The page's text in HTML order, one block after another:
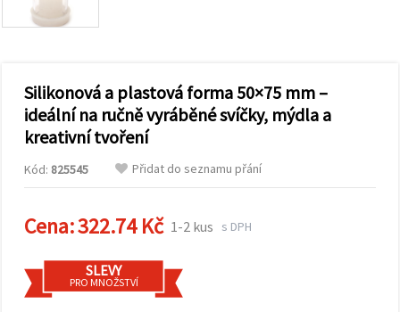
pomocí
našich
marketing.
Můžete
souhlasit s
použitím
cookies
kliknutím
vše!" Nebo
můžete
preference v
Nastavení
výběrem
Silikonová a plastová forma 50×75 mm –
ideální na ručně vyráběné svíčky, mýdla a
kreativní tvoření
Kód: 825545 Přidat do seznamu přání
Cena:322.74 Kč 1-2 kus s DPH
SLEVY
PRO MNOŽSTVÍ